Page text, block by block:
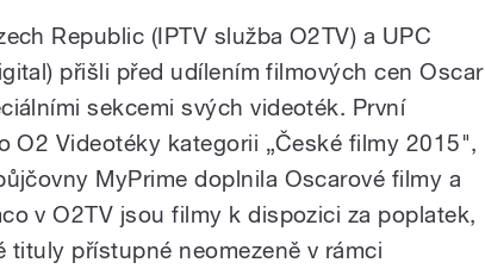
Republic (IPTV služba O2TV) a UPC
přišli před udílením filmových cen Oscar
sekcemi svých videoték. První
O2 Videotéky kategorii „České filmy 2015",
MyPrime doplnila Oscarové filmy a
v O2TV jsou filmy k dispozici za poplatek,
tituly přístupné neomezeně v rámci